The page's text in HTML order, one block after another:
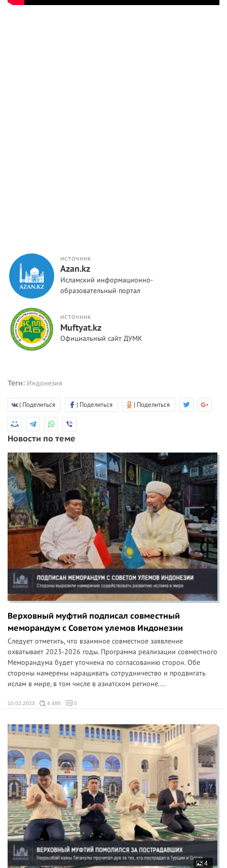
ИСТОЧНИК
Azan.kz
Исламский информационно-
образовательный портал
ИСТОЧНИК
Muftyat.kz
Официальный сайт ДУМК
Теги: Индонезия
| Поделиться | Поделиться | Поделиться
Новости по теме
Верховный муфтий подписал совместный
меморандум с Советом улемов Индонезии
Следует отметить, что взаимное совместное заявление
охватывает 2023-2026 годы. Программа реализации совместного
Меморандума будет уточнена по согласованию сторон. Обе
стороны намерены наращивать сотрудничество и продвигать
ислам в мире, в том числе в азиатском регионе....
10.02.2023 4 486 0
4